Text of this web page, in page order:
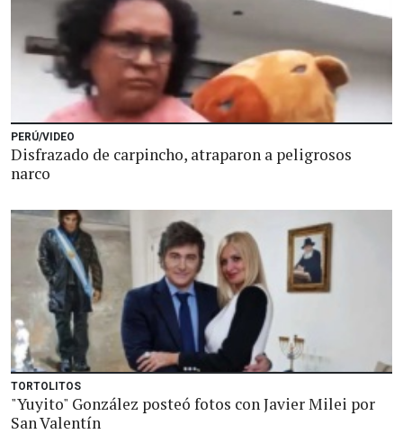
PERÚ/VIDEO
Disfrazado de carpincho, atraparon a peligrosos
narco
TORTOLITOS
"Yuyito" González posteó fotos con Javier Milei por
San Valentín